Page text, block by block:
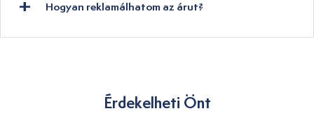
Hogyan reklamálhatom az árut?
Érdekelheti Önt